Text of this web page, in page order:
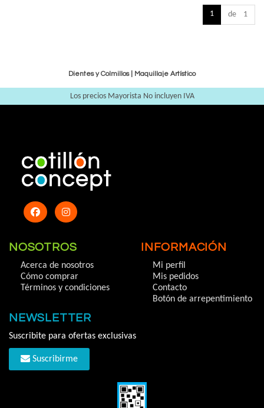
1 de 1
Dientes y Colmillos| Maquillaje Artístico
Los precios Mayorista No incluyen IVA
NOSOTROS
Acerca de nosotros
Cómo comprar
Términos y condiciones
INFORMACIÓN
Mi perfil
Mis pedidos
Contacto
Botón de arrepentimiento
NEWSLETTER
Suscribite para ofertas exclusivas
Suscribirme